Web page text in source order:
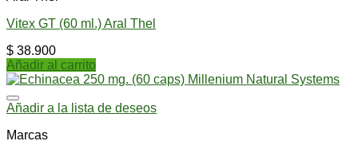
Vitex GT (60 ml.) Aral Thel
$ 38.900
Añadir al carrito
Añadir a la lista de deseos
Marcas